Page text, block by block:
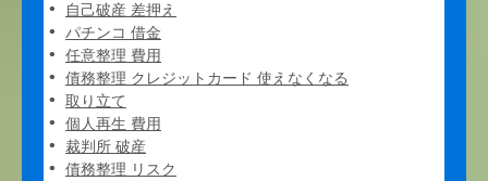
自己破産 差押え
パチンコ 借金
任意整理 費用
債務整理 クレジットカード 使えなくなる
取り立て
個人再生 費用
裁判所 破産
債務整理 リスク